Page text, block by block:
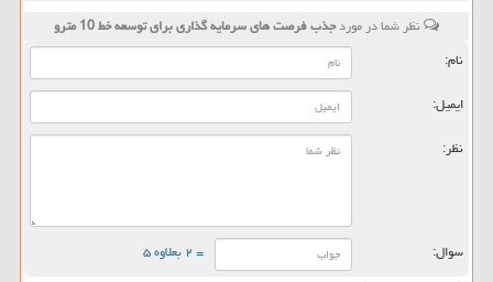
نظر شما در موردجذب فرصت های سرمایه گذاری برای توسعه خط 10 مترو
نام:
ایمیل:
نظر:
سوال: = ۲ بعلاوه ۵